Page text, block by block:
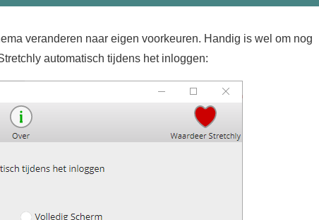
veranderen naar eigen voorkeuren. Handig is wel om nog
automatisch tijdens het inloggen: